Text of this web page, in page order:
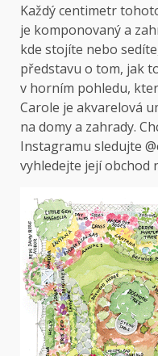
Každý centimetr
je komponovaný a
kde stojíte nebo
představu o tom, jak
v horním pohledu,
Carole je akvarelová
na domy a zahrady.
Instagramu sledujte
vyhledejte její obchod